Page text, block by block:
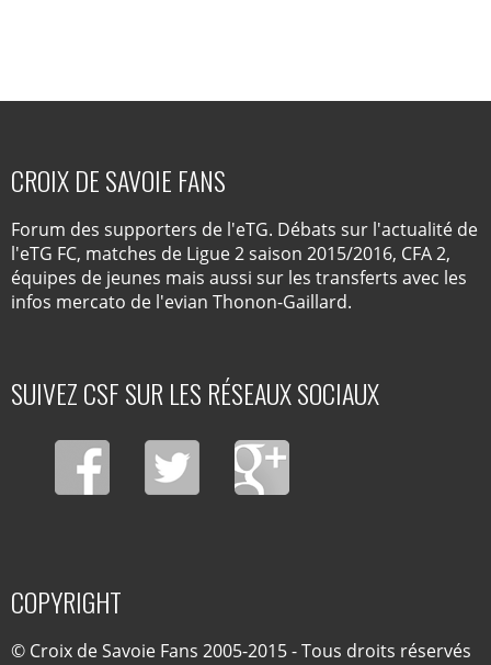
CROIX DE SAVOIE FANS
Forum des supporters de l'eTG. Débats sur l'actualité de
l'eTG FC, matches de Ligue 2 saison 2015/2016, CFA 2,
équipes de jeunes mais aussi sur les transferts avec les
infos mercato de l'evian Thonon-Gaillard.
SUIVEZ CSF SUR LES RÉSEAUX SOCIAUX
COPYRIGHT
© Croix de Savoie Fans 2005-2015 - Tous droits réservés